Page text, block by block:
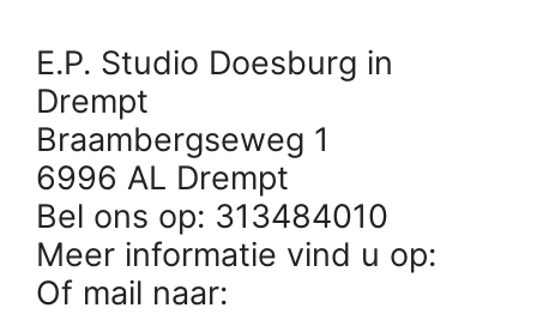
E.P. Studio Doesburg in
Drempt
Braambergseweg 1
6996 AL Drempt
Bel ons op: 313484010
Meer informatie vind u op:
Of mail naar: